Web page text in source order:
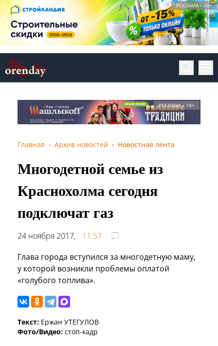
РЕКЛАМА • 18+
РЕКЛАМА • 18+
Главная Архив новостей Новостная лента
Многодетной семье из
Краснохолма сегодня
подключат газ
24 ноября 2017,
11:57
Глава города вступился за многодетную маму,
у которой возникли проблемы оплатой
«голубого топлива».
Текст: Ержан УТЕГУЛОВ
Фото/Видео: стоп-кадр